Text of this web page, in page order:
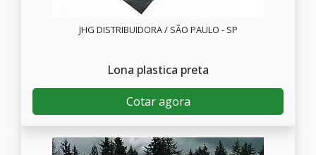
JHG DISTRIBUIDORA / SÃO PAULO - SP
Lona plastica preta
Cotar agora